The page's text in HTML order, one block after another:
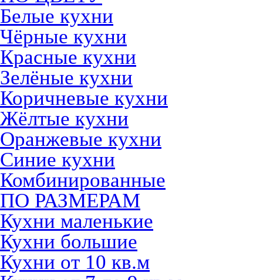
Белые кухни
Чёрные кухни
Красные кухни
Зелёные кухни
Коричневые кухни
Жёлтые кухни
Оранжевые кухни
Синие кухни
Комбинированные
ПО РАЗМЕРАМ
Кухни маленькие
Кухни большие
Кухни от 10 кв.м